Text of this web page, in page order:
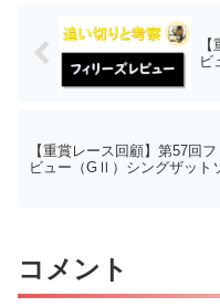
ビ
【重賞レース回顧】第57回
ビュー（GⅡ）シングザット
コメント